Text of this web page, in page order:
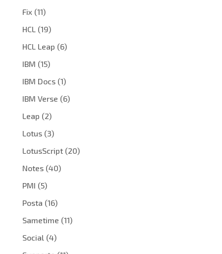
Fix(11)
HCL(19)
HCL Leap (6)
IBM (15)
IBM Docs(1)
IBM Verse (6)
Leap (2)
Lotus(3)
LotusScript(20)
Notes(40)
PMI (5)
Posta (16)
Sametime (11)
Social(4)